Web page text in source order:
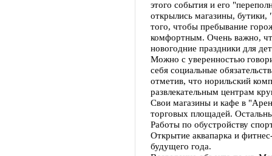
этого события и его
открылись магазины,
того, чтобы пребывание
комфортным. Очень важно,
новогодние праздники для
Можно с уверенностью
себя социальные
отметив, что норильский
развлекательным центрам
Свои магазины и кафе в
торговых площадей.
Работы по обустройству
Открытие аквапарка и
будущего года.